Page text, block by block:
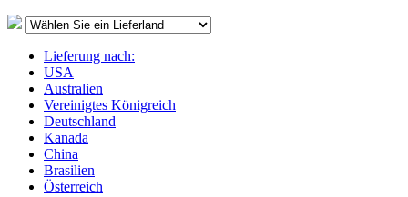
Lieferung nach:
USA
Australien
Vereinigtes Königreich
Deutschland
Kanada
China
Brasilien
Österreich